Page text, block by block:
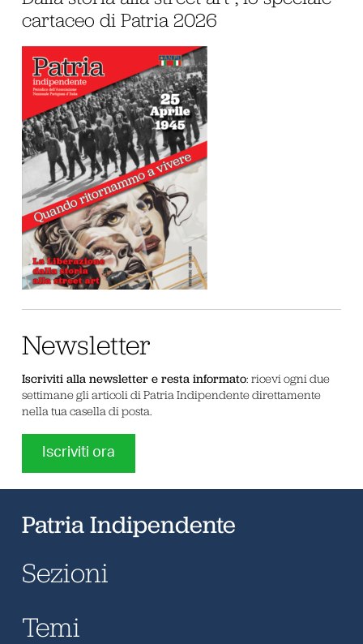
cartaceo di Patria 2026
Newsletter
Iscriviti alla newsletter e resta informato: ricevi ogni due
settimane gli articoli di Patria Indipendente direttamente
nella tua casella di posta.
Iscriviti ora
Patria Indipendente
Sezioni
Temi